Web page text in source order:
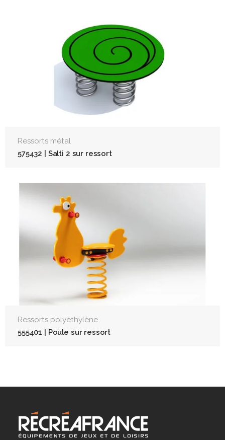
Ressorts métal
575432 | Salti 2 sur ressort
Ressorts polyéthylène
555401 | Poule sur ressort